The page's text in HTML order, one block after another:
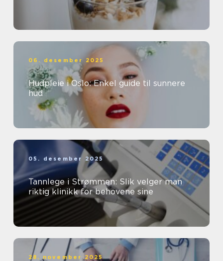
06. desember 2025
Hudpleie i Oslo: Enkel guide til sunnere
hud
05. desember 2025
Tannlege i Strømmen: Slik velger man
riktig klinikk for behovene sine
28. november 2025